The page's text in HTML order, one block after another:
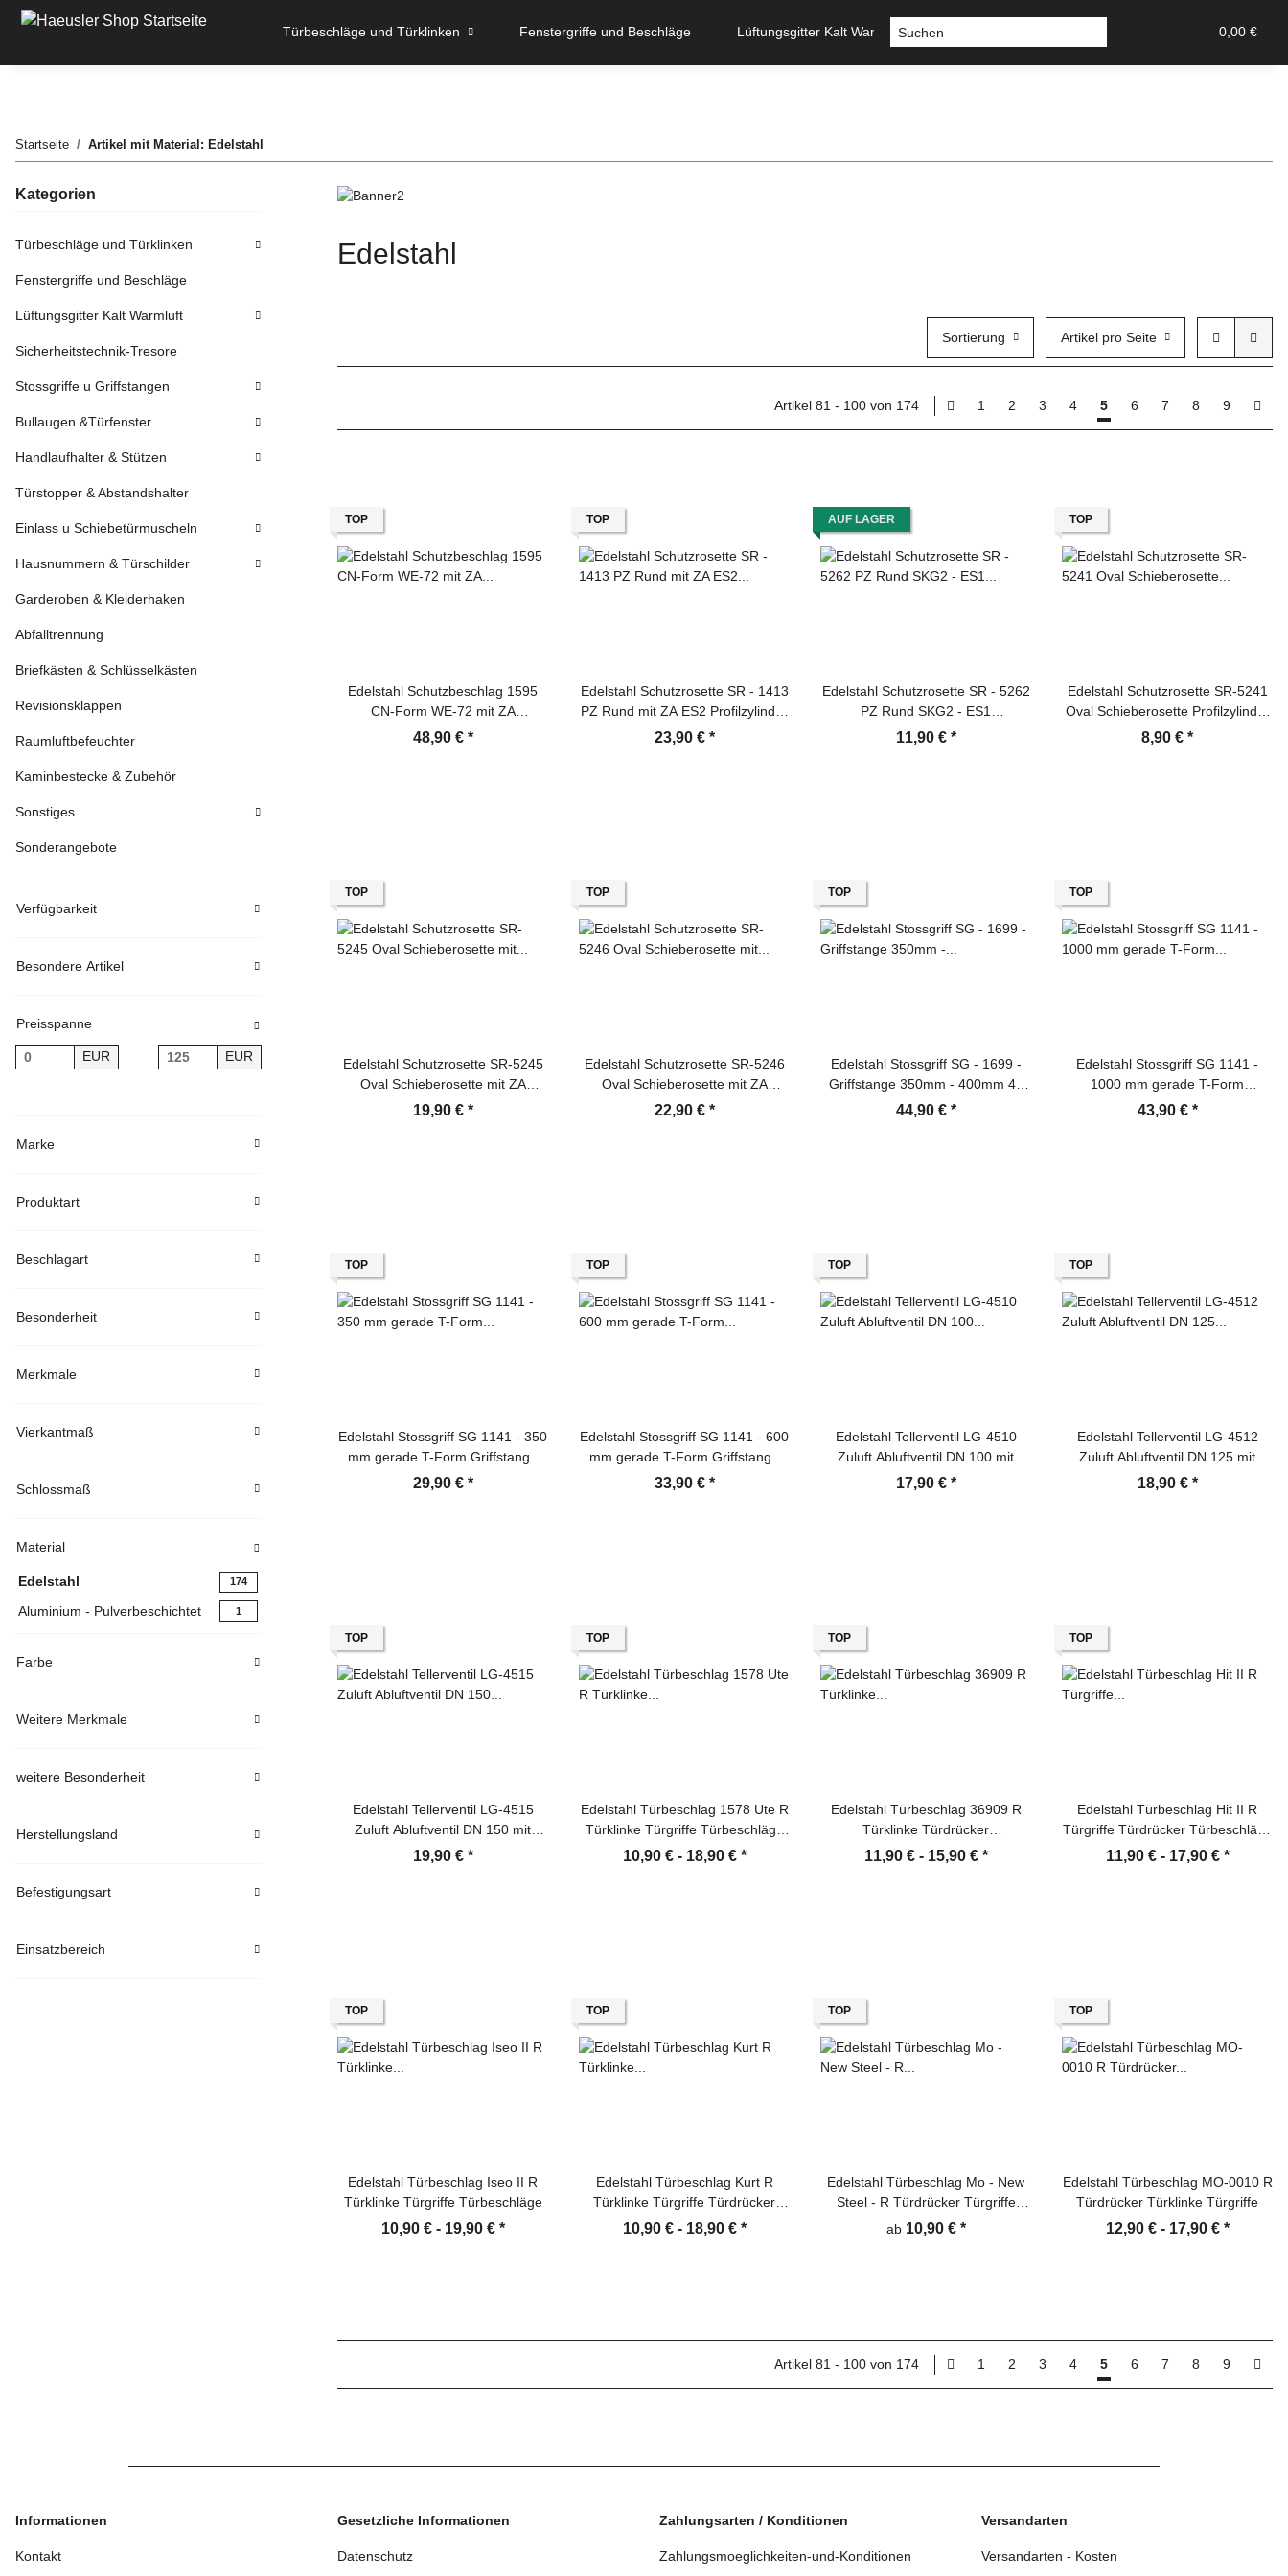
0,00 €
Türbeschläge und Türklinken Fenstergriffe und Beschläge Lüftungsgitter Kalt Warmluft Stossgriffe u
Startseite Artikel mit Material: Edelstahl
Edelstahl
Sortierung Artikel pro Seite
Artikel 81 - 100 von 174 1 2 3 4 5 6 7 8 9
TOP
Edelstahl Schutzbeschlag 1595
CN-Form WE-72 mit ZA
Türdrücker
48,90 € *
TOP
Edelstahl Schutzrosette SR - 1413
PZ Rund mit ZA ES2 Profilzylinder
Türbeschlag
23,90 € *
AUF LAGER
Edelstahl Schutzrosette SR - 5262
PZ Rund SKG2 - ES1
Profilzylinder Türbeschlag
11,90 € *
TOP
Edelstahl Schutzrosette SR-5241
Oval Schieberosette Profilzylinder
Türbeschlag
8,90 € *
TOP
Edelstahl Schutzrosette SR-5245
Oval Schieberosette mit ZA
Türbeschlag
19,90 € *
TOP
Edelstahl Schutzrosette SR-5246
Oval Schieberosette mit ZA
Türbeschlag
22,90 € *
TOP
Edelstahl Stossgriff SG - 1699 -
Griffstange 350mm - 400mm 45
Grad Türgriff
44,90 € *
TOP
Edelstahl Stossgriff SG 1141 -
1000 mm gerade T-Form
Griffstange Türgriff
43,90 € *
TOP
Edelstahl Stossgriff SG 1141 - 350
mm gerade T-Form Griffstange
Türgriff
29,90 € *
TOP
Edelstahl Stossgriff SG 1141 - 600
mm gerade T-Form Griffstange
Türgriff
33,90 € *
TOP
Edelstahl Tellerventil LG-4510
Zuluft Abluftventil DN 100 mit
Einbaurahmen
17,90 € *
TOP
Edelstahl Tellerventil LG-4512
Zuluft Abluftventil DN 125 mit
Einbaurahmen
18,90 € *
TOP
Edelstahl Tellerventil LG-4515
Zuluft Abluftventil DN 150 mit
Einbaurahmen
19,90 € *
TOP
Edelstahl Türbeschlag 1578 Ute R
Türklinke Türgriffe Türbeschläge
Türdrücker
10,90 € - 18,90 € *
TOP
Edelstahl Türbeschlag 36909 R
Türklinke Türdrücker
Türbeschläge
11,90 € - 15,90 € *
TOP
Edelstahl Türbeschlag Hit II R
Türgriffe Türdrücker Türbeschläge
Türklinke
11,90 € - 17,90 € *
TOP
Edelstahl Türbeschlag Iseo II R
Türklinke Türgriffe Türbeschläge
10,90 € - 19,90 € *
TOP
Edelstahl Türbeschlag Kurt R
Türklinke Türgriffe Türdrücker
Türbeschläge
10,90 € - 18,90 € *
TOP
Edelstahl Türbeschlag Mo - New
Steel - R Türdrücker Türgriffe
Türklinke
ab 10,90 € *
TOP
Edelstahl Türbeschlag MO-0010 R
Türdrücker Türklinke Türgriffe
12,90 € - 17,90 € *
Artikel 81 - 100 von 174 1 2 3 4 5 6 7 8 9
Kategorien
Türbeschläge und Türklinken
Fenstergriffe und Beschläge
Lüftungsgitter Kalt Warmluft
Sicherheitstechnik-Tresore
Stossgriffe u Griffstangen
Bullaugen &Türfenster
Handlaufhalter & Stützen
Türstopper & Abstandshalter
Einlass u Schiebetürmuscheln
Hausnummern & Türschilder
Garderoben & Kleiderhaken
Abfalltrennung
Briefkästen & Schlüsselkästen
Revisionsklappen
Raumluftbefeuchter
Kaminbestecke & Zubehör
Sonstiges
Sonderangebote
Verfügbarkeit
Besondere Artikel
Preisspanne
EUR EUR
Marke
Produktart
Beschlagart
Besonderheit
Merkmale
Vierkantmaß
Schlossmaß
Material
Edelstahl 174Artikel gefunden
Aluminium - Pulverbeschichtet 1
Farbe
Weitere Merkmale
weitere Besonderheit
Herstellungsland
Befestigungsart
Einsatzbereich
Informationen
Kontakt
Gesetzliche Informationen
Datenschutz
Zahlungsarten / Konditionen
Zahlungsmoeglichkeiten-und-Konditionen
Versandarten
Versandarten - Kosten